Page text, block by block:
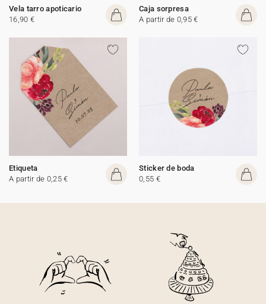
Vela tarro apoticario
16,90 €
Caja sorpresa
A partir de 0,95 €
Etiqueta
A partir de 0,25 €
Sticker de boda
0,55 €